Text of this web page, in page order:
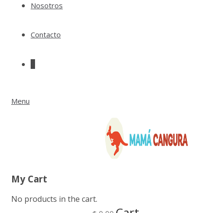
Nosotros
Contacto
Menu
My Cart
No products in the cart.